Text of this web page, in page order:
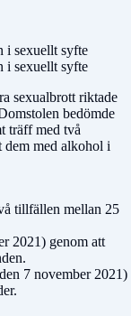
i sexuellt syfte
i sexuellt syfte
sexualbrott riktade
bedömde
träff med två
dem med alkohol i
tillfällen mellan 25
2021) genom att
7 november 2021)